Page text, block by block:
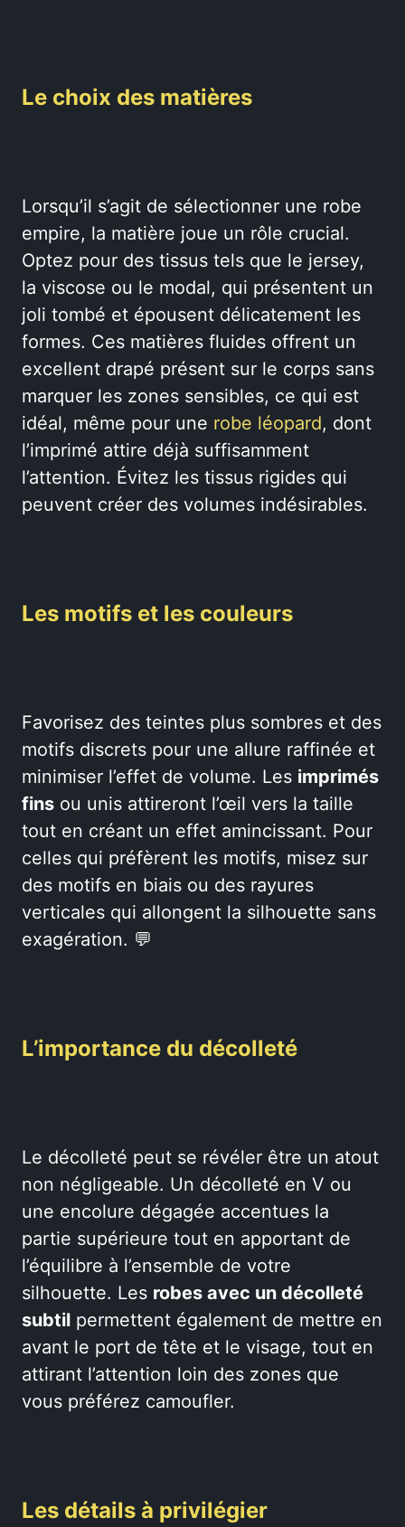
Le choix des matières
Lorsqu’il s’agit de sélectionner une robe
empire, la matière joue un rôle crucial.
Optez pour des tissus tels que le jersey,
la viscose ou le modal, qui présentent un
joli tombé et épousent délicatement les
formes. Ces matières fluides offrent un
excellent drapé présent sur le corps sans
marquer les zones sensibles, ce qui est
idéal, même pour une robe léopard, dont
l’imprimé attire déjà suffisamment
l’attention. Évitez les tissus rigides qui
peuvent créer des volumes indésirables.
Les motifs et les couleurs
Favorisez des teintes plus sombres et des
motifs discrets pour une allure raffinée et
minimiser l’effet de volume. Les imprimés
fins ou unis attireront l’œil vers la taille
tout en créant un effet amincissant. Pour
celles qui préfèrent les motifs, misez sur
des motifs en biais ou des rayures
verticales qui allongent la silhouette sans
exagération. 💬
L’importance du décolleté
Le décolleté peut se révéler être un atout
non négligeable. Un décolleté en V ou
une encolure dégagée accentues la
partie supérieure tout en apportant de
l’équilibre à l’ensemble de votre
silhouette. Les robes avec un décolleté
subtil permettent également de mettre en
avant le port de tête et le visage, tout en
attirant l’attention loin des zones que
vous préférez camoufler.
Les détails à privilégier